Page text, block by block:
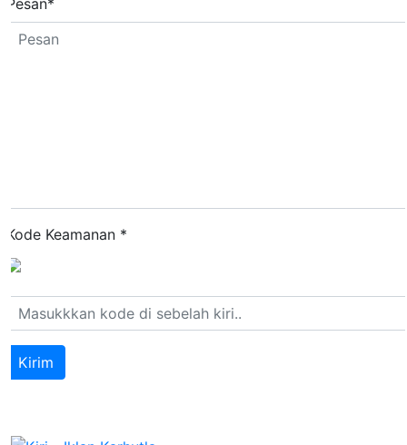
Pesan*
Kode Keamanan *